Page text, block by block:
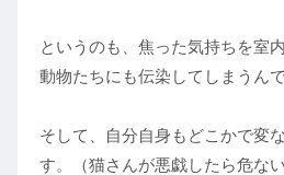
というのも、焦った気持ちを室
動物たちにも伝染してしまうんで
そして、自分自身もどこかで変
す。（猫さんが悪戯したら危な